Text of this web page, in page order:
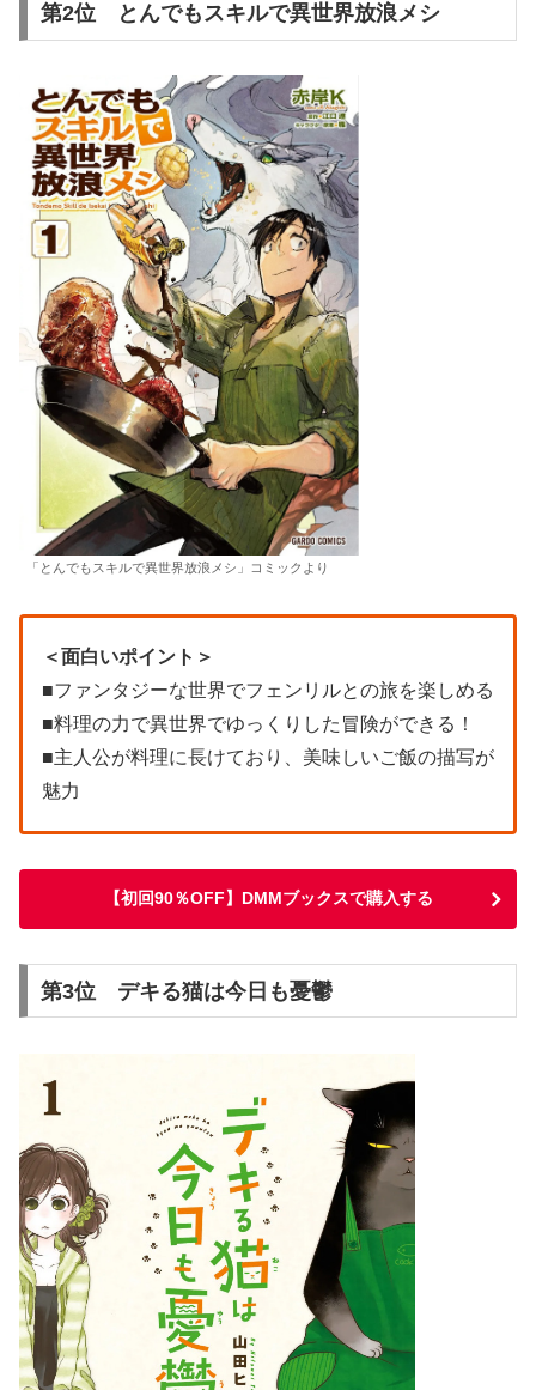
第2位 とんでもスキルで異世界放浪メシ
「とんでもスキルで異世界放浪メシ」コミックより
＜面白いポイント＞
■ファンタジーな世界でフェンリルとの旅を楽しめる
■料理の力で異世界でゆっくりした冒険ができる！
■主人公が料理に長けており、美味しいご飯の描写が
魅力
【初回90％OFF】DMMブックスで購入する
第3位 デキる猫は今日も憂鬱